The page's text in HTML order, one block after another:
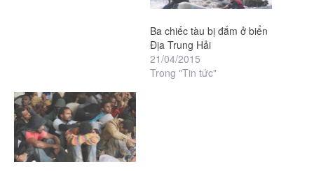
Ba chiếc tàu bị đắm ở biển
Địa Trung Hải
21/04/2015
Trong "Tin tức"